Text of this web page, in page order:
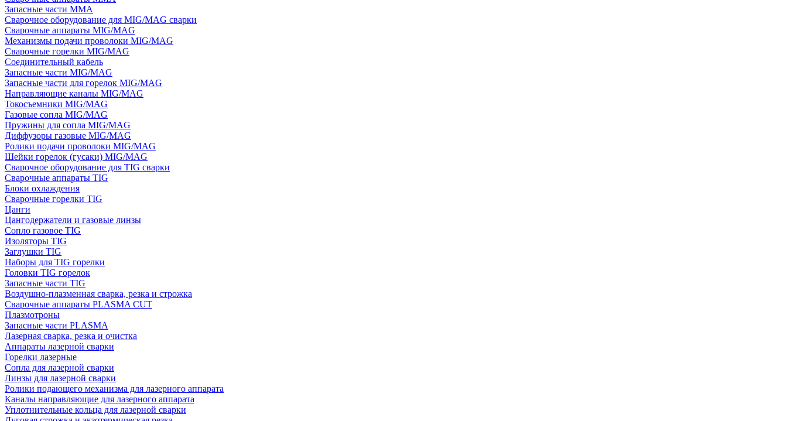
Запасные части MMA
Сварочное оборудование для MIG/MAG сварки
Сварочные аппараты MIG/MAG
Механизмы подачи проволоки MIG/MAG
Сварочные горелки MIG/MAG
Соединительный кабель
Запасные части MIG/MAG
Запасные части для горелок MIG/MAG
Направляющие каналы MIG/MAG
Токосъемники MIG/MAG
Газовые сопла MIG/MAG
Пружины для сопла MIG/MAG
Диффузоры газовые MIG/MAG
Ролики подачи проволоки MIG/MAG
Шейки горелок (гусаки) MIG/MAG
Сварочное оборудование для TIG сварки
Сварочные аппараты TIG
Блоки охлаждения
Сварочные горелки TIG
Цанги
Цангодержатели и газовые линзы
Сопло газовое TIG
Изоляторы TIG
Заглушки TIG
Наборы для TIG горелки
Головки TIG горелок
Запасные части TIG
Воздушно-плазменная сварка, резка и строжка
Сварочные аппараты PLASMA CUT
Плазмотроны
Запасные части PLASMA
Лазерная сварка, резка и очистка
Аппараты лазерной сварки
Горелки лазерные
Сопла для лазерной сварки
Линзы для лазерной сварки
Ролики подающего механизма для лазерного аппарата
Каналы направляющие для лазерного аппарата
Уплотнительные кольца для лазерной сварки